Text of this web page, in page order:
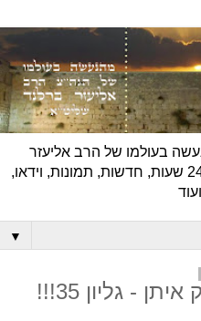
בעולמו של הרב אליעזר
ברלנד שליט"א - דיווחים שוטפים 24 שעות, חדשות, תמונות, וידאו,
▼
- גליון 35!!!